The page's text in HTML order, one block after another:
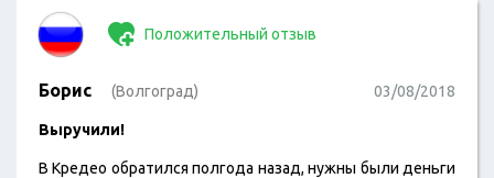
Положительный отзыв
Борис (Волгоград) 03/08/2018
Выручили!
В Кредео обратился полгода назад, нужны были деньги